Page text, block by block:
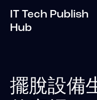
IT Tech Publish
Hub
擺脫設備